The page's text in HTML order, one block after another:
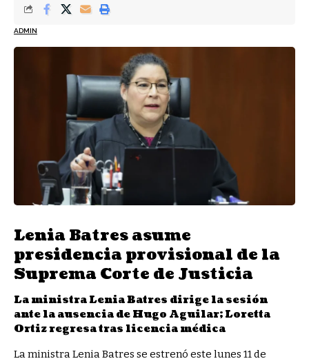
ADMIN
Lenia Batres asume
presidencia provisional de la
Suprema Corte de Justicia
La ministra Lenia Batres dirige la sesión
ante la ausencia de Hugo Aguilar; Loretta
Ortiz regresa tras licencia médica
La ministra Lenia Batres se estrenó este lunes 11 de